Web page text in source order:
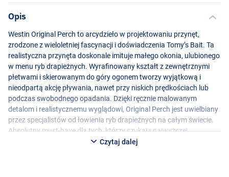
Opis
Westin Original Perch to arcydzieło w projektowaniu przynęt,
zrodzone z wieloletniej fascynacji i doświadczenia Tomy’s Bait. Ta
realistyczna przynęta doskonale imituje małego okonia, ulubionego
w menu ryb drapieżnych. Wyrafinowany kształt z zewnętrznymi
płetwami i skierowanym do góry ogonem tworzy wyjątkową i
nieodpartą akcję pływania, nawet przy niskich prędkościach lub
podczas swobodnego opadania. Dzięki ręcznie malowanym
detalom i realistycznemu wyglądowi, Original Perch jest uwielbiany
przez specjalistów od łowienia ryb drapieżnych na całym świecie.
Absolutny must-have dla tych, którzy szukają najwyższej
Czytaj dalej